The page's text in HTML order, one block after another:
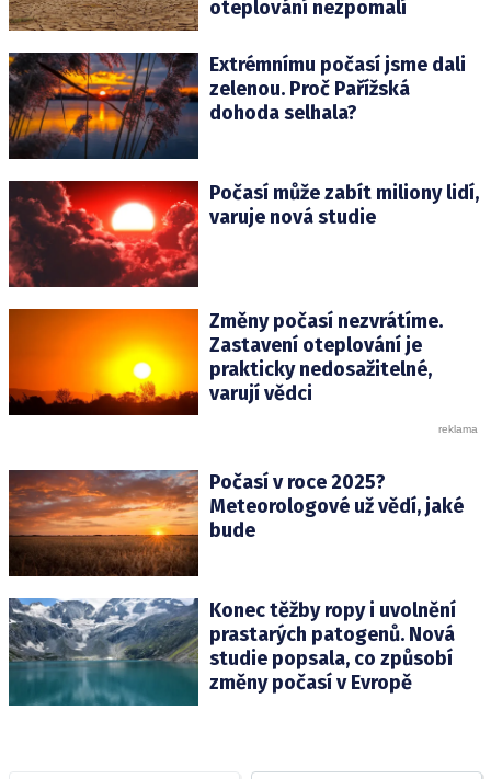
oteplování nezpomalí
Extrémnímu počasí jsme dali
zelenou. Proč Pařížská
dohoda selhala?
Počasí může zabít miliony lidí,
varuje nová studie
Změny počasí nezvrátíme.
Zastavení oteplování je
prakticky nedosažitelné,
varují vědci
Počasí v roce 2025?
Meteorologové už vědí, jaké
bude
Konec těžby ropy i uvolnění
prastarých patogenů. Nová
studie popsala, co způsobí
změny počasí v Evropě